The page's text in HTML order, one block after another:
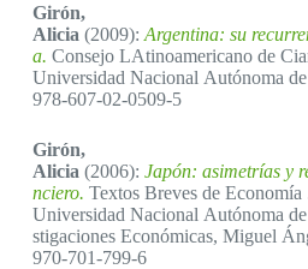
Girón,
Alicia (2009): Argentina: su
a. Consejo LAtinoamericano de
Universidad Nacional Autónoma
978-607-02-0509-5
Girón,
Alicia (2006): Japón: asimetrías y
nciero. Textos Breves de Economía
Universidad Nacional Autónoma
stigaciones Económicas, Miguel
970-701-799-6